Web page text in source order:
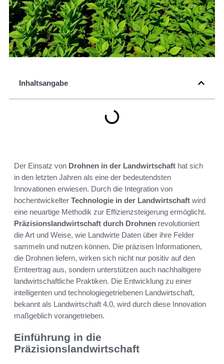
Inhaltsangabe
Der Einsatz von Drohnen in der Landwirtschaft hat sich
in den letzten Jahren als eine der bedeutendsten
Innovationen erwiesen. Durch die Integration von
hochentwickelter Technologie in der Landwirtschaft wird
eine neuartige Methodik zur Effizienzsteigerung ermöglicht.
Präzisionslandwirtschaft durch Drohnen revolutioniert
die Art und Weise, wie Landwirte Daten über ihre Felder
sammeln und nutzen können. Die präzisen Informationen,
die Drohnen liefern, wirken sich nicht nur positiv auf den
Ernteertrag aus, sondern unterstützen auch nachhaltigere
landwirtschaftliche Praktiken. Die Entwicklung zu einer
intelligenten und technologiegetriebenen Landwirtschaft,
bekannt als Landwirtschaft 4.0, wird durch diese Innovation
maßgeblich vorangetrieben.
Einführung in die
Präzisionslandwirtschaft